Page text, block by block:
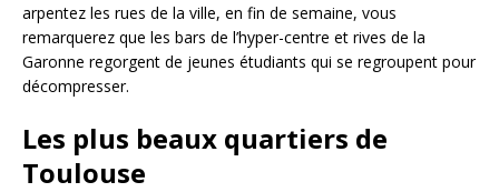
arpentez les rues de la ville, en fin de semaine, vous
remarquerez que les bars de l’hyper-centre et rives de la
Garonne regorgent de jeunes étudiants qui se regroupent pour
décompresser.
Les plus beaux quartiers de
Toulouse